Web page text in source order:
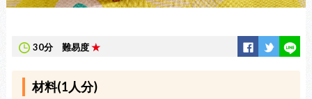
30分 難易度★
材料(1人分)